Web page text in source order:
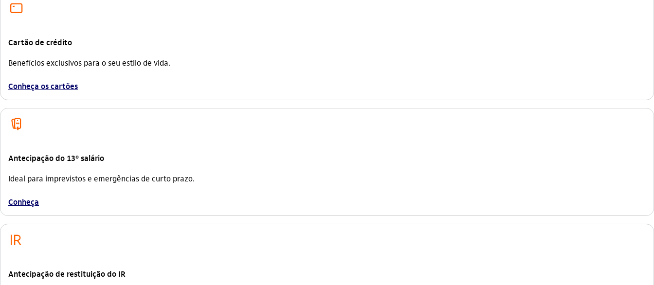
cartao_outline
Cartão de crédito
Benefícios exclusivos para o seu estilo de vida.
Conheça os cartões
antecipacao_de_recebimento_outline
Antecipação do 13º salário
Ideal para imprevistos e emergências de curto prazo.
Conheça
imposto_de_renda
Antecipação de restituição do IR